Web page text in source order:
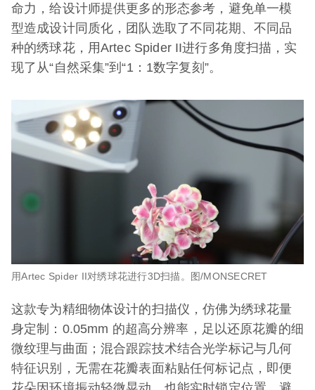
命力，给设计师提供更多的形态参考，避免单一模
型造成设计同质化，团队选取了不同花期、不同品
种的绣球花，用Artec Spider II进行多角度扫描，实
现了从“自然采集”到“1：1数字复刻”。
用Artec Spider II对绣球花进行3D扫描。图/MONSECRET
这款专为精细物体设计的扫描仪，仿佛为绣球花量
身定制：0.05mm 的超高分辨率，足以还原花瓣的细
微纹理与曲面；混合跟踪技术结合光学标记与几何
特征识别，无需在花瓣表面粘贴任何标记点，即便